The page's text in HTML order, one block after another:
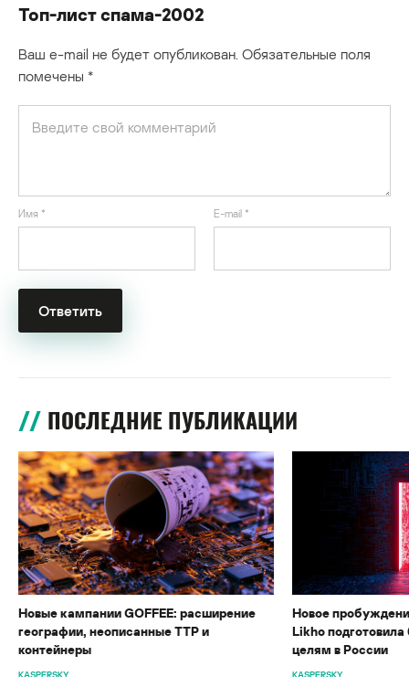
Топ-лист спама-2002
Ваш e-mail не будет опубликован. Обязательные поля
помечены *
Имя * E-mail *
ПОСЛЕДНИЕ ПУБЛИКАЦИИ
Новые кампании GOFFEE: расширение
географии, неописанные TTP и
контейнеры
KASPERSKY
Новое
Likho
целям в России
KASPERSKY